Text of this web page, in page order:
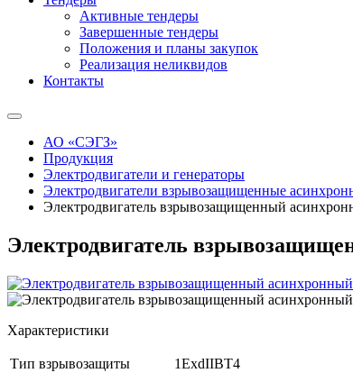
Активные тендеры
Завершенные тендеры
Положения и планы закупок
Реализация неликвидов
Контакты
АО «СЭГЗ»
Продукция
Электродвигатели и генераторы
Электродвигатели взрывозащищенные
Электродвигатель взрывозащищенный
Электродвигатель
Характеристики
Тип взрывозащиты
1ExdIIBT4